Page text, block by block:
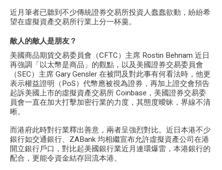
近月筆者已聽到不少傳統證券交易所投資人蠢蠢欲動，紛紛希
望在虛擬資產交易所行業上分一杯羹。
敵人的敵人是朋友？
美國商品期貨交易委員會（CFTC） 主席 Rostin Behnam 近日
再強調「以太幣是商品」的觀點，以及美國證券交易委員會
（SEC） 主席 Gary Gensler 在被問及對此事有何看法時，他更
表示權益證明（PoS）代幣應被視為證券，再加上證交會預告
起訴美國上市的虛擬資產交易所Coinbase ，美國證券交易委
員會一直在加大打擊加密行業的力度，其態度曖昧，界線不清
晰。
而港府此時對行業釋出善意，兩者呈強烈對比。近日本港不少
銀行如交通銀行、ZABank 均相繼宣布允許虛擬資產公司在港
開立銀行戶口，對比起美國銀行業近月連環爆雷，本港銀行的
配合，更能令資金結存回流本港。